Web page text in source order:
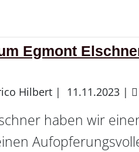
Egmont
Hilbert | 11.11.2023 |
haben wir